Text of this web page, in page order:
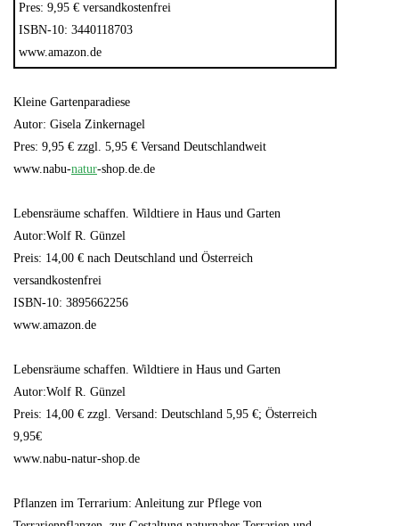
Pres: 9,95 € versandkostenfrei
ISBN-10: 3440118703
www.amazon.de
Kleine Gartenparadiese
Autor: Gisela Zinkernagel
Pres: 9,95 € zzgl. 5,95 € Versand Deutschlandweit
www.nabu-natur-shop.de.de
Lebensräume schaffen. Wildtiere in Haus und Garten
Autor:Wolf R. Günzel
Preis: 14,00 € nach Deutschland und Österreich
versandkostenfrei
ISBN-10: 3895662256
www.amazon.de
Lebensräume schaffen. Wildtiere in Haus und Garten
Autor:Wolf R. Günzel
Preis: 14,00 € zzgl. Versand: Deutschland 5,95 €; Österreich
9,95€
www.nabu-natur-shop.de
Pflanzen im Terrarium: Anleitung zur Pflege von